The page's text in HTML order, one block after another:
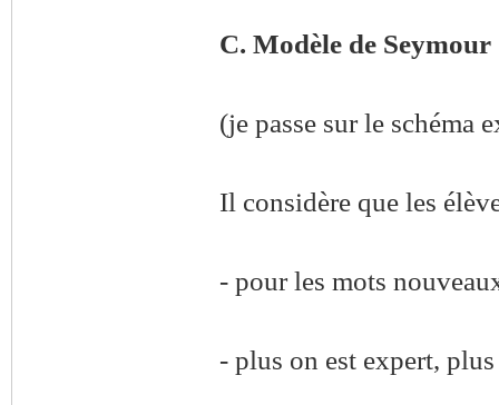
C. Modèle de Seymour
(je passe sur le schéma
Il considère que les
- pour les mots
- plus on est expert,